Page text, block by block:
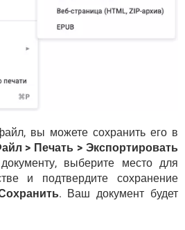
вы можете сохранить его в
> Печать > Экспортировать
выберите место для
и подтвердите сохранение
. Ваш документ будет